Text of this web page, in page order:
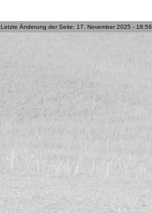
Letzte Änderung der Seite: 17. November 2025 - 18:56